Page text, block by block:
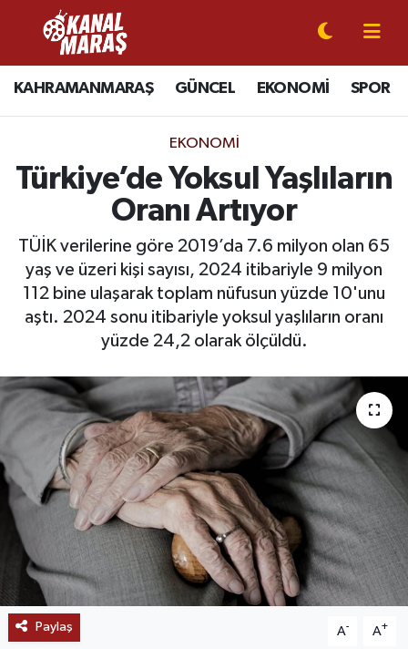
KAHRAMANMARAŞ GÜNCEL EKONOMİ SPOR
EKONOMI
Türkiye’de Yoksul Yaşlıların
Oranı Artıyor
TÜİK verilerine göre 2019’da 7.6 milyon olan 65
yaş ve üzeri kişi sayısı, 2024 itibariyle 9 milyon
112 bine ulaşarak toplam nüfusun yüzde 10'unu
aştı. 2024 sonu itibariyle yoksul yaşlıların oranı
yüzde 24,2 olarak ölçüldü.
Paylaş A- A+
CANLI YAYIN
KAHRAMANMARAŞ
GÜNCEL
SİYASET
EKONOMİ
GÜNDEM
MAGAZİN
SAĞLIK
EĞİTİM
BÖLGE
KEŞFET
POPÜLER
Kahramanmaraş Nöbetçi Eczaneler
Kahramanmaraş Hava Durumu
Kahramanmaraş Namaz Vakitleri
Kahramanmaraş Trafik Yoğunluk Haritası
Süper Lig Puan Durumu ve Fikstür
Tüm Manşetler
Son Dakika Haberleri
Haber Arşivi